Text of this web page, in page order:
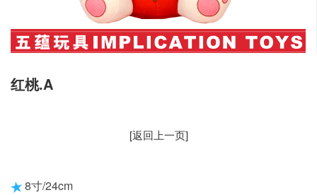
红桃.A
[返回上一页]
8寸/24cm